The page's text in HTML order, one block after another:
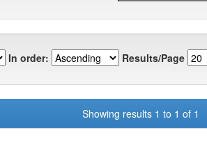
In order: Results/Page
Showing results 1 to 1 of 1